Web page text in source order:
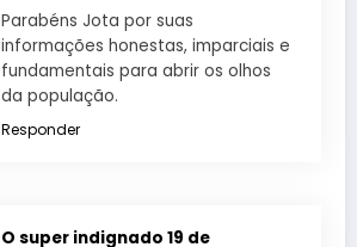
Parabéns Jota por suas
informações honestas, imparciais e
fundamentais para abrir os olhos
da população.
Responder
O super indignado 19 de